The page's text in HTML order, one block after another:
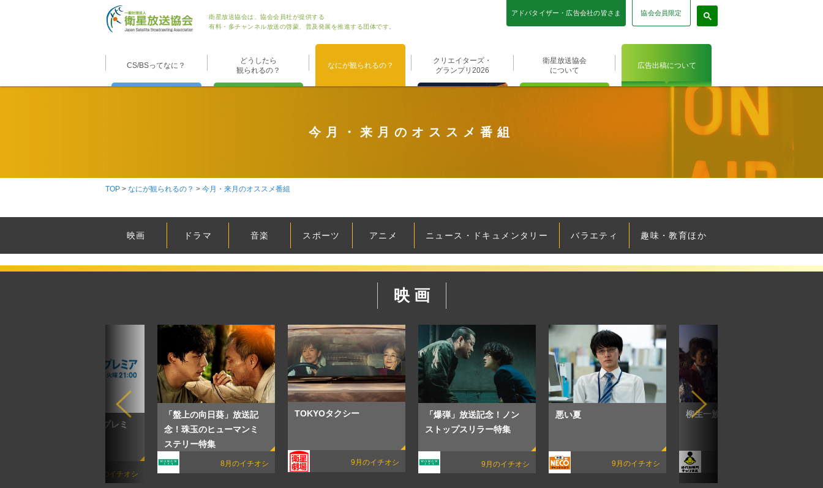
衛星放送協会は、協会会員社が提供する
有料・多チャンネル放送の啓蒙、普及発展を推進する団体です。
アドバタイザー・広告会社の皆さま 協会会員限定
CS/BSってなに？
どうしたら
観られるの？
なにが観られるの？
クリエイターズ・
グランプリ2026
衛星放送協会
について
広告出稿について
今月・来月のオススメ番組
TOP > なにが観られるの？ > 今月・来月のオススメ番組
映画 ドラマ 音楽 スポーツ アニメ ニュース・ ドキュメンタリー バラエティ 趣味・教育ほか
映 画
ムービープラス・プレミ
8月のイチオシ
「盤上の向日葵」放送記
念！珠玉のヒューマンミ
ステリー特集
8月のイチオシ
TOKYOタクシー
9月のイチオシ
「爆弾」放送記念！ノン
ストップスリラー特集
9月のイチオシ
悪い夏
9月のイチオシ
柳生一族の陰謀